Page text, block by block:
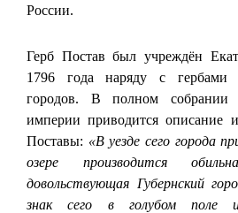
России.
Герб Постав был учреждён
1796 года наряду с гербами
городов. В полном собрании
империи приводится описание
Поставы: «В уезде сего города
озере производится
довольствующая Губернский
знак сего в голубом поле